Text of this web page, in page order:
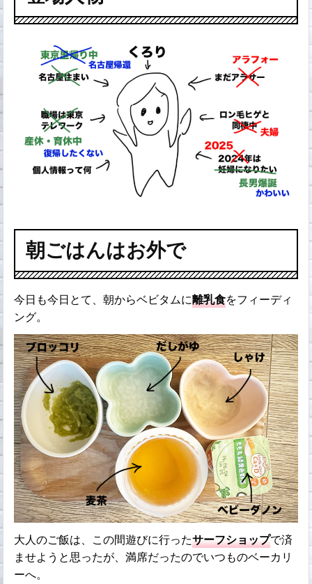
朝ごはんはお外で
今日も今日とて、朝からベビタムに離乳食をフィーディ
ング。
大人のご飯は、この間遊びに行ったサーフショップで済
ませようと思ったが、満席だったのでいつものベーカリ
ーへ。